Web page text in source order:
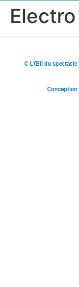
© L'Œil du spectacle
Conception